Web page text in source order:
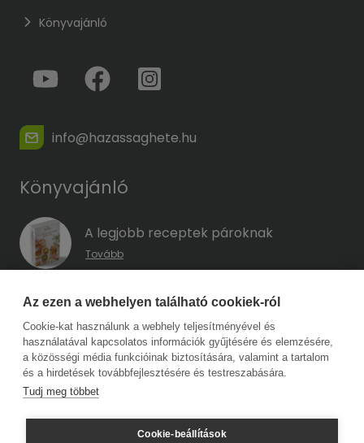
Könyvajánló
info@hazassaghete.hu
Könyvajánló
A legjobb receptek pároknak
Tovább
A hűség kódja – Hogyan előzd meg a
megcsalást, mielőtt még eszedbe jutott
volna?
Tovább
Copyright © 2026 Harmat Kiadó. Minden jog fenntartva.
Az ezen a webhelyen található cookiek-ról
Cookie-kat használunk a webhely teljesítményével és
használatával kapcsolatos információk gyűjtésére és elemzésére,
a közösségi média funkcióinak biztosítására, valamint a tartalom
és a hirdetések továbbfejlesztésére és testreszabására.
Tudj meg többet
Cookie-beállítások